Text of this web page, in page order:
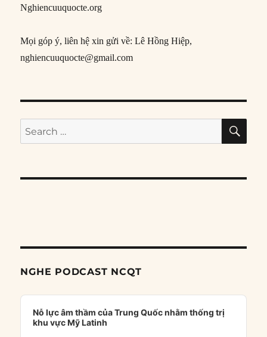
Nghiencuuquocte.org
Mọi góp ý, liên hệ xin gửi về: Lê Hồng Hiệp,
nghiencuuquocte@gmail.com
Search
for:
NGHE PODCAST NCQT
Audio
Player
Nỗ lực âm thầm của Trung Quốc nhằm thống trị
khu vực Mỹ Latinh